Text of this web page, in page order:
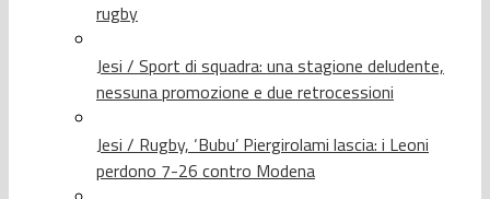
rugby
Jesi / Sport di squadra: una stagione deludente,
nessuna promozione e due retrocessioni
Jesi / Rugby, ‘Bubu’ Piergirolami lascia: i Leoni
perdono 7-26 contro Modena